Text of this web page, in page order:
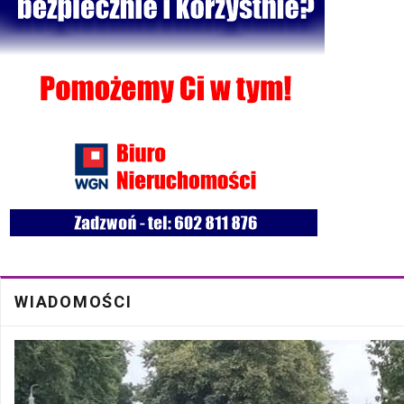
Bezpłatna mammografia w Cycowie
19 Cze
Walne Zgromadzenie w SM "Batory" już 19 czerwca w Łęcznej
WIADOMOŚCI